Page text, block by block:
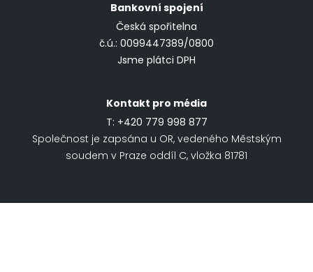
Bankovní spojení
Česká spořitelna
č.ú.: 0099447389/0800
Jsme plátci DPH
Kontakt pro média
T: +420 779 998 877
Společnost je zapsána u OR, vedeného Městským
soudem v Praze oddíl C, vložka 81781